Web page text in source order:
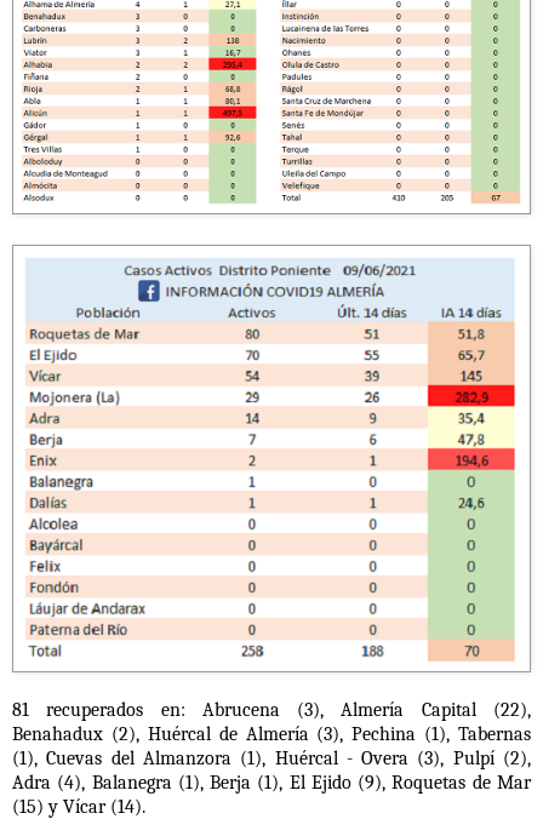
81 recuperados en: Abrucena (3), Almería Capital (22),
Benahadux (2), Huércal de Almería (3), Pechina (1), Tabernas
(1), Cuevas del Almanzora (1), Huércal - Overa (3), Pulpí (2),
Adra (4), Balanegra (1), Berja (1), El Ejido (9), Roquetas de Mar
(15) y Vícar (14).